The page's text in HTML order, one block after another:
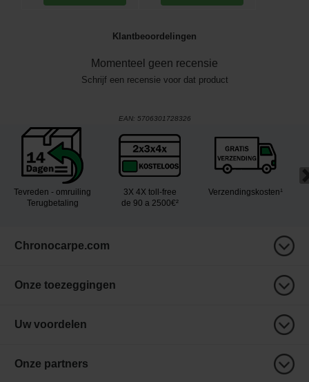
Klantbeoordelingen
Momenteel geen recensie
Schrijf een recensie voor dat product
EAN: 5706301728326
Tevreden - omruiling
Terugbetaling
3X 4X toll-free
de 90 a 2500€²
Verzendingskosten¹
Chronocarpe.com
Onze toezeggingen
Uw voordelen
Onze partners